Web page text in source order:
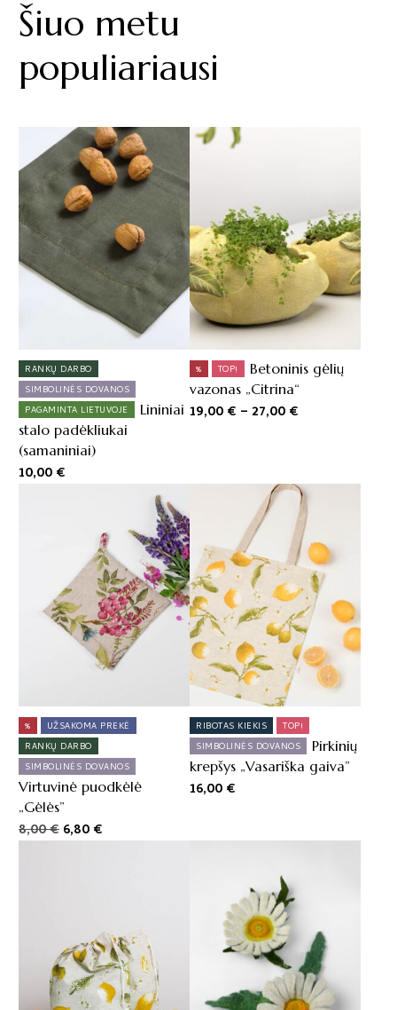
Šiuo metu
populiariausi
RANKŲ DARBO
SIMBOLINĖS DOVANOS
PAGAMINTA LIETUVOJE
Lininiai
stalo padėkliukai
(samaniniai)
10,00€
% TOP!
Betoninis gėlių
vazonas „Citrina“
19,00€ – 27,00€
27,00 €
This
product
variants.
The
options
may
be
chosen
on
the
product
page
%
UŽSAKOMA PREKĖ
RANKŲ DARBO
SIMBOLINĖS DOVANOS
Virtuvinė puodkėlė
„Gėlės”
8,00€Original
6,80€
RIBOTAS KIEKIS
TOP!
SIMBOLINĖS DOVANOS
Pirkinių
krepšys „Vasariška gaiva”
16,00€